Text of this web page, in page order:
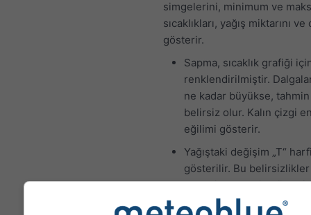
simgelerini, minimum ve
sıcaklıkları, yağış miktarını ve
gösterir.
Sapma, sıcaklık grafiği
renklendirilmiştir.
ne kadar büyükse,
belirsiz olur. Kalın çizgi
eğilimi gösterir.
Yağıştaki değişim „T“
gösterilir. Bu belirsizlikler
genellikle tahmin günleri
ilerledikçe artar.